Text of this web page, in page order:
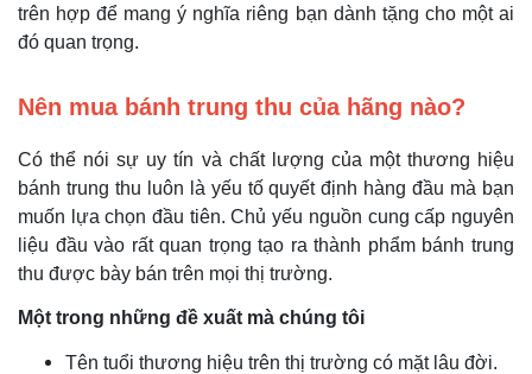
trên hợp để mang ý nghĩa riêng bạn dành tặng cho một ai
đó quan trọng.
Nên mua bánh trung thu của hãng nào?
Có thể nói sự uy tín và chất lượng của một thương hiệu
bánh trung thu luôn là yếu tố quyết định hàng đầu mà bạn
muốn lựa chọn đầu tiên. Chủ yếu nguồn cung cấp nguyên
liệu đầu vào rất quan trọng tạo ra thành phẩm bánh trung
thu được bày bán trên mọi thị trường.
Một trong những đề xuất mà chúng tôi
Tên tuổi thương hiệu trên thị trường có mặt lâu đời.